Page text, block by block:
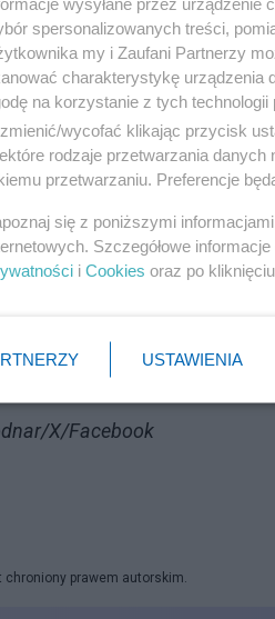
wierzą, że zaskoczy nas
X/Facebook
chroniony prawem autorskim.
spersonalizowanych treści,
my i Zaufani Partnerzy
charakterystykę urządzenia
na korzystanie z tych
wycofać klikając przycisk
rodzaje przetwarzania
przetwarzaniu. Preferencje
się z poniższymi
Szczegółowe
i Cookies oraz po
USTAWIENIA